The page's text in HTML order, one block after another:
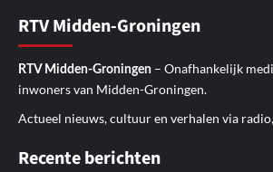
RTV Midden-Groningen
RTV Midden-Groningen – Onafhankelijk
inwoners van Midden-Groningen.
Actueel nieuws, cultuur en verhalen via
Recente berichten